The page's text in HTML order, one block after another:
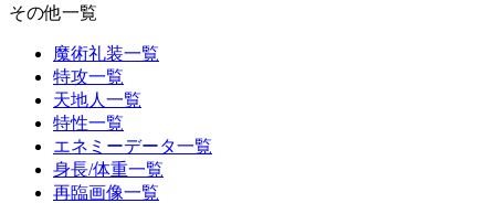
その他一覧
魔術礼装一覧
特攻一覧
天地人一覧
特性一覧
エネミーデータ一覧
身長/体重一覧
再臨画像一覧